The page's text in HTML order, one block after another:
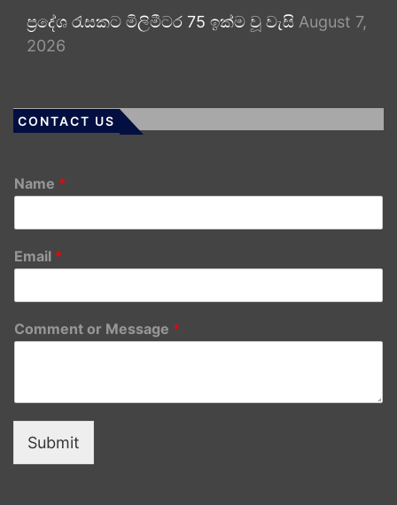
ප්‍රදේශ රැසකට මිලිමීටර 75 ඉක්ම වූ වැසි August 7,
2026
CONTACT US
Name *
Email *
Comment or Message *
Submit